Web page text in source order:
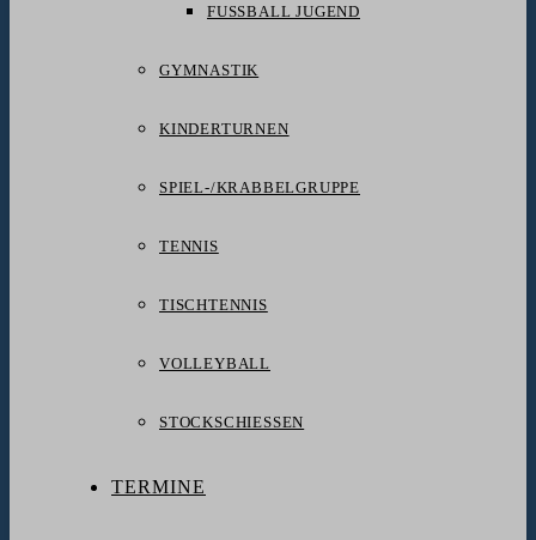
FUSSBALL JUGEND
GYMNASTIK
KINDERTURNEN
SPIEL-/KRABBELGRUPPE
TENNIS
TISCHTENNIS
VOLLEYBALL
STOCKSCHIESSEN
TERMINE